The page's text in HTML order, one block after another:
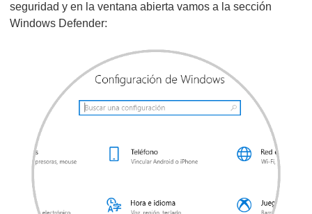
seguridad y en la ventana abierta vamos a la sección
Windows Defender: